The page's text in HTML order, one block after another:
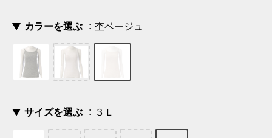
カラーを選ぶ 杢ベージュ
サイズを選ぶ ３Ｌ